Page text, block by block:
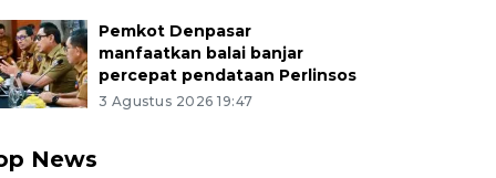
Pemkot Denpasar
manfaatkan balai banjar
percepat pendataan Perlinsos
3 Agustus 2026 19:47
News